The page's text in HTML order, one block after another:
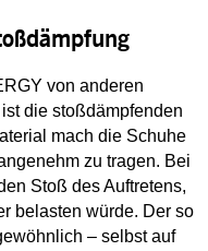
von anderen
die stoßdämpfenden
mach die Schuhe
zu tragen. Bei
Stoß des Auftretens,
belasten würde. Der so
– selbst auf